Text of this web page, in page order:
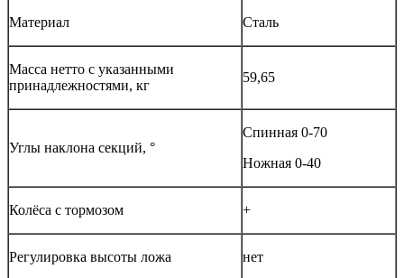
Материал Сталь
Масса нетто с указанными
принадлежностями, кг
59,65
Углы наклона секций, °
Спинная 0-70
Ножная 0-40
Колёса с тормозом +
Регулировка высоты ложа нет